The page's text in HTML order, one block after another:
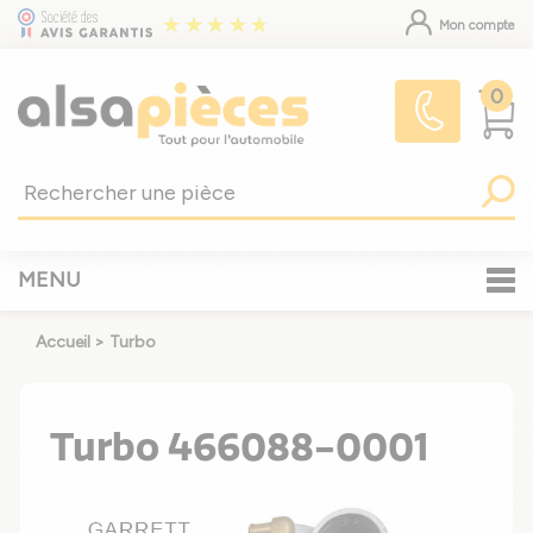
Mon compte
0
MENU
Accueil > Turbo
Turbo 466088-0001